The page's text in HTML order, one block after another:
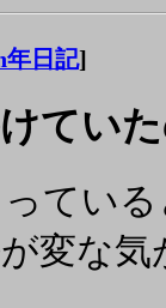
年日記]
てい
てい
変な気